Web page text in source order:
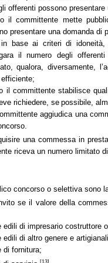
offerenti possono presentare
il committente mette
presentare una domanda di
base ai criteri di idoneità,
il numero degli
qualora, diversamente,
il committente stabilisce
richiedere, se possibile,
aggiudica una
una commessa in
riceva un numero limitato
concorso o selettiva sono
se il valore della
di impresario costruttore
di altro genere e
fornitura;
[13]